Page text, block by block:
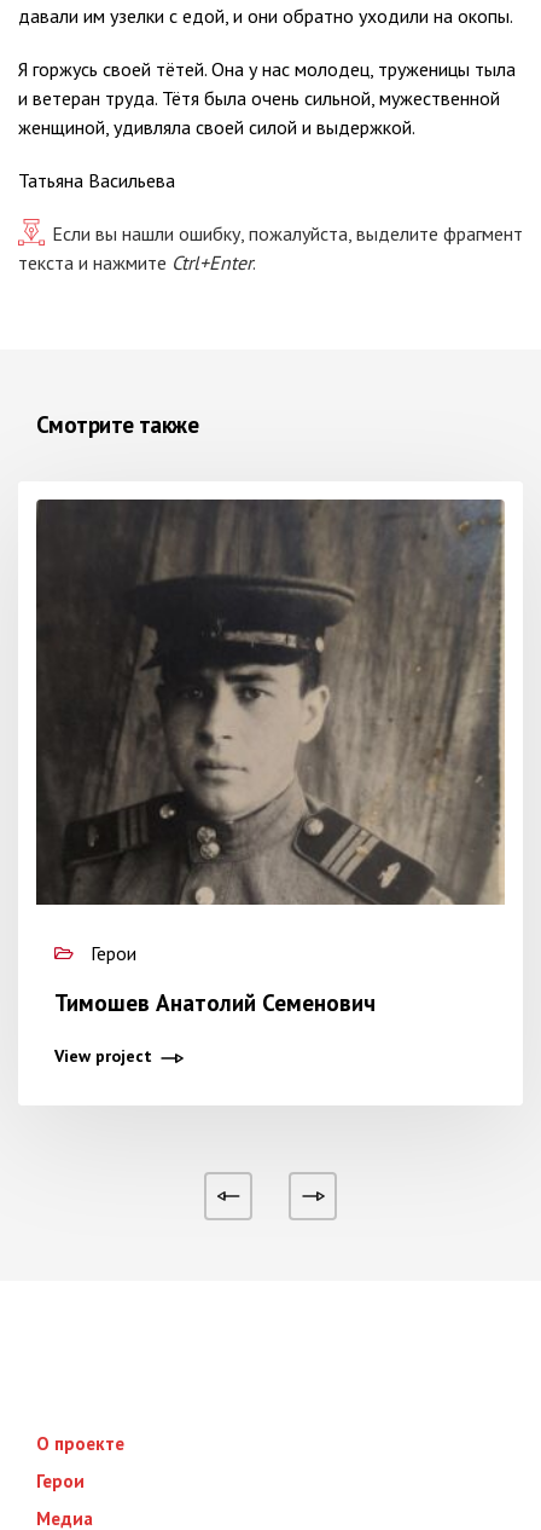
давали им узелки с едой, и они обратно уходили на окопы.
Я горжусь своей тётей. Она у нас молодец, труженицы тыла
и ветеран труда. Тётя была очень сильной, мужественной
женщиной, удивляла своей силой и выдержкой.
Татьяна Васильева
Если вы нашли ошибку, пожалуйста, выделите фрагмент
текста и нажмите Ctrl+Enter.
Смотрите также
Герои
Тимошев Анатолий Семенович
View project
О проекте
Герои
Медиа